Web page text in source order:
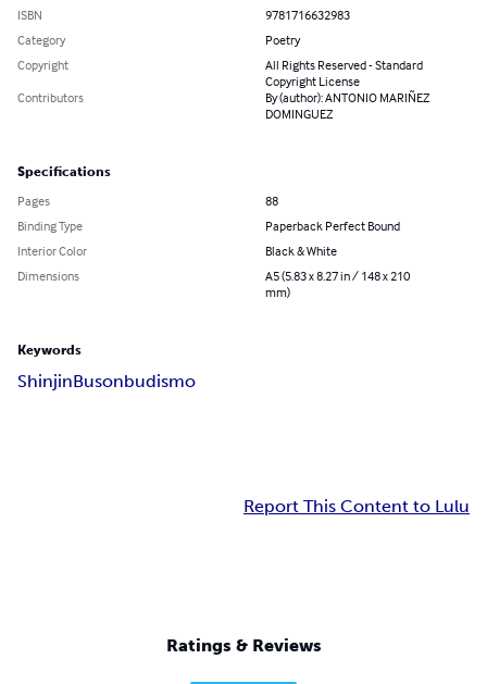
ISBN
9781716632983
Category
Poetry
Copyright
All Rights Reserved - Standard
Copyright License
Contributors
By (author): ANTONIO MARIÑEZ
DOMINGUEZ
Specifications
Pages
88
Binding Type
Paperback Perfect Bound
Interior Color
Black & White
Dimensions
A5 (5.83 x 8.27 in / 148 x 210
mm)
Keywords
ShinjinBusonbudismo
Report This Content to Lulu
Ratings & Reviews